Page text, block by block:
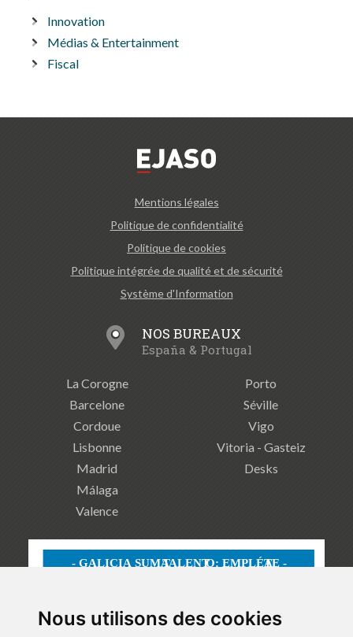
Nous utilisons des cookies
Innovation
Médias & Entertainment
Fiscal
Mentions légales
Politique de confidentialité
Politique de cookies
Politique intégrée de qualité et de sécurité
Système d'Information
NOS BUREAUX
España & Portugal
La Corogne
Barcelone
Cordoue
Lisbonne
Madrid
Málaga
Valence
Porto
Séville
Vigo
Vitoria - Gasteiz
Desks